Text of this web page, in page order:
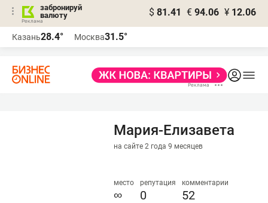
забронируй
валюту
$ 81.41 € 94.06 ¥ 12.06
Казань28.4° Москва31.5°
Мария-Елизавета
на сайте 2 года 9 месяцев
место
∞
репутация
0
комментарии
52